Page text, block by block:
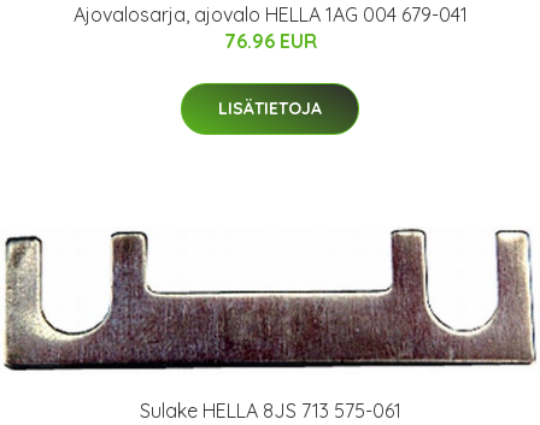
Ajovalosarja, ajovalo HELLA 1AG 004 679-041
76.96 EUR
LISÄTIETOJA
Sulake HELLA 8JS 713 575-061